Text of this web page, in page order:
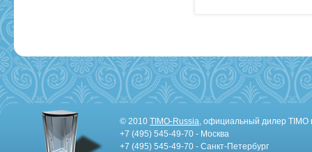
© 2010 TIMO-Russia, официальный дилер TIMO
+7 (495) 545-49-70 - Москва
+7 (495) 545-49-70 - Санкт-Петербург